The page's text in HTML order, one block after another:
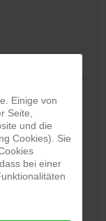
Einige von
Seite,
und die
Cookies). Sie
bei einer